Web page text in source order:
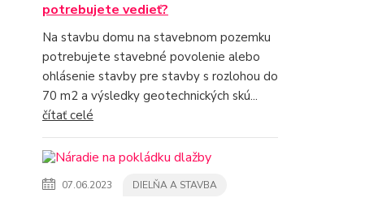
potrebujete vedieť?
Na stavbu domu na stavebnom pozemku
potrebujete stavebné povolenie alebo
ohlásenie stavby pre stavby s rozlohou do
70 m2 a výsledky geotechnických skú...
čítať celé
07.06.2023 DIELŇA A STAVBA